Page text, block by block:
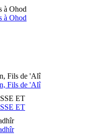
à Ohod
à Ohod
Fils de 'Alî
Fils de 'Alî
ET
ET